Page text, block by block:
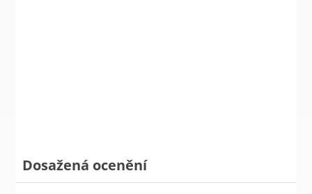
Dosažená ocenění